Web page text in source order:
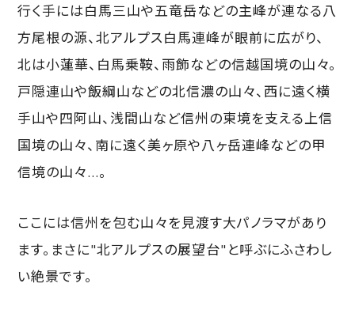
行く手には白馬三山や五竜岳などの主峰が連なる八
方尾根の源、北アルプス白馬連峰が眼前に広がり、
北は小蓮華、白馬乗鞍、雨飾などの信越国境の山々。
戸隠連山や飯綱山などの北信濃の山々、西に遠く横
手山や四阿山、浅間山など信州の東境を支える上信
国境の山々、南に遠く美ヶ原や八ヶ岳連峰などの甲
信境の山々...。
ここには信州を包む山々を見渡す大パノラマがあり
ます。まさに"北アルプスの展望台"と呼ぶにふさわし
い絶景です。